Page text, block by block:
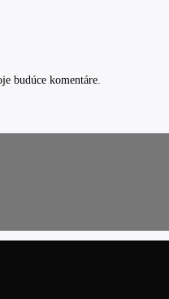
budúce komentáre.